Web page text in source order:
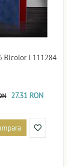
Bicolor L111284
27.31 RON